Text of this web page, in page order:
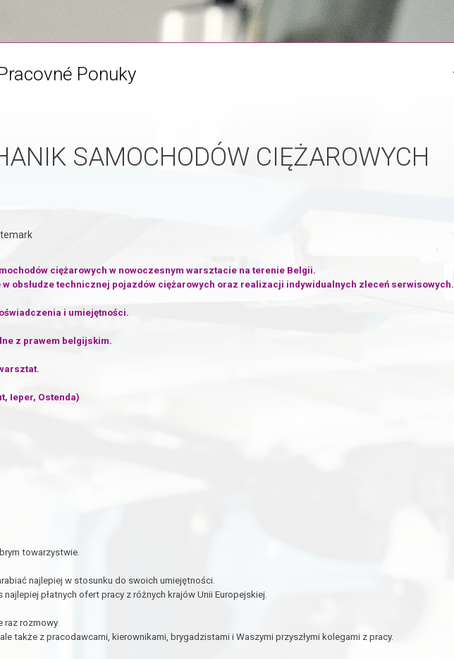
Ponuky
SAMOCHODÓW CIĘŻAROWYCH
ciężarowych w nowoczesnym warsztacie na terenie Belgii.
obsłudze technicznej pojazdów ciężarowych oraz realizacji indywidualnych zleceń serwisowych.
i umiejętności.
z prawem belgijskim.
Ieper, Ostenda)
towarzystwie.
najlepiej w stosunku do swoich umiejętności.
płatnych ofert pracy z różnych krajów Unii Europejskiej.
raz rozmowy.
także z pracodawcami, kierownikami, brygadzistami i Waszymi przyszłymi kolegami z pracy.